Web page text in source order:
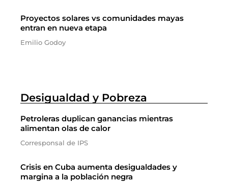
Proyectos solares vs comunidades mayas
entran en nueva etapa
Emilio Godoy
Desigualdad y Pobreza
Petroleras duplican ganancias mientras
alimentan olas de calor
Corresponsal de IPS
Crisis en Cuba aumenta desigualdades y
margina a la población negra